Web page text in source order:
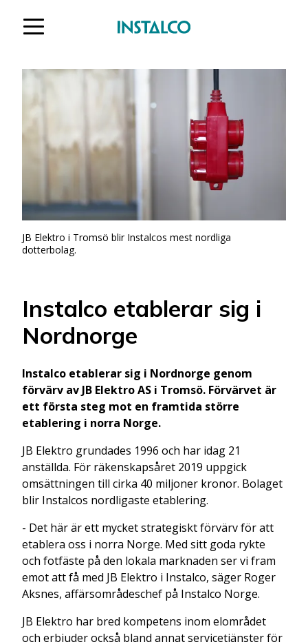
JB Elektro i Tromsö blir Instalcos mest nordliga
dotterbolag.
Instalco etablerar sig i
Nordnorge
Instalco etablerar sig i Nordnorge genom
förvärv av JB Elektro AS i Tromsö. Förvärvet är
ett första steg mot en framtida större
etablering i norra Norge.
JB Elektro grundades 1996 och har idag 21
anställda. För räkenskapsåret 2019 uppgick
omsättningen till cirka 40 miljoner kronor. Bolaget
blir Instalcos nordligaste etablering.
- Det här är ett mycket strategiskt förvärv för att
etablera oss i norra Norge. Med sitt goda rykte
och fotfäste på den lokala marknaden ser vi fram
emot att få med JB Elektro i Instalco, säger Roger
Aksnes, affärsområdeschef på Instalco Norge.
JB Elektro har bred kompetens inom elområdet
och erbjuder också bland annat servicetjänster för